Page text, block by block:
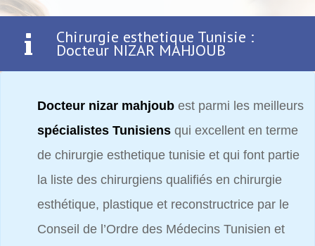
Chirurgie esthetique Tunisie :
Docteur NIZAR MAHJOUB
Docteur nizar mahjoub est parmi les meilleurs
spécialistes Tunisiens qui excellent en terme
de chirurgie esthetique tunisie et qui font partie
la liste des chirurgiens qualifiés en chirurgie
esthétique, plastique et reconstructrice par le
Conseil de l’Ordre des Médecins Tunisien et